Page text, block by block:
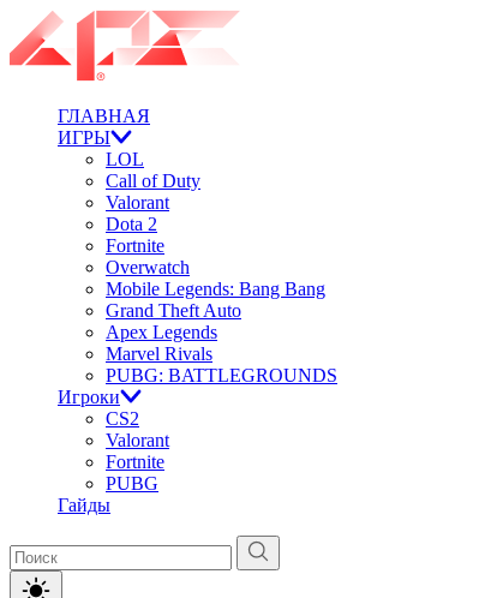
ГЛАВНАЯ
ИГРЫ
LOL
Call of Duty
Valorant
Dota 2
Fortnite
Overwatch
Mobile Legends: Bang Bang
Grand Theft Auto
Apex Legends
Marvel Rivals
PUBG: BATTLEGROUNDS
Игроки
CS2
Valorant
Fortnite
PUBG
Гайды